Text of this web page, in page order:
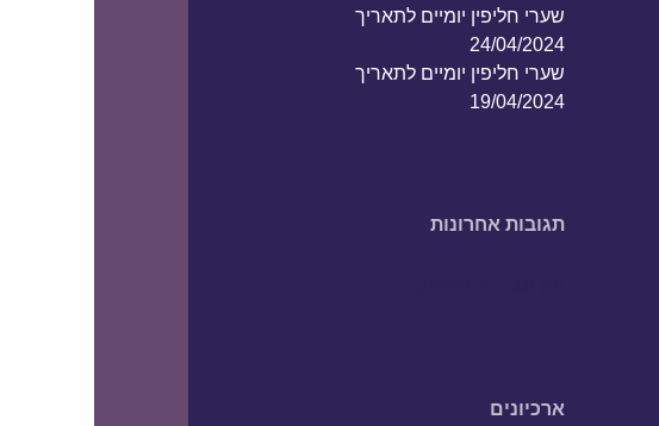
שערי חליפין יומיים לתאריך
24/04/2024
שערי חליפין יומיים לתאריך
19/04/2024
תגובות אחרונות
ארכיונים